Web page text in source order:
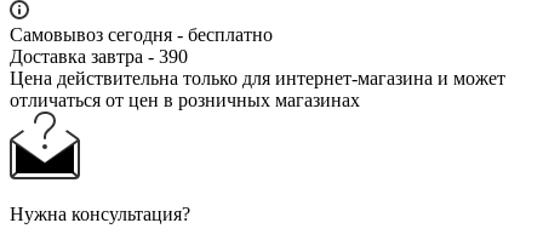
Самовывоз сегодня - бесплатно
Доставка завтра - 390
Цена действительна только для интернет-магазина и может
отличаться от цен в розничных магазинах
Нужна консультация?